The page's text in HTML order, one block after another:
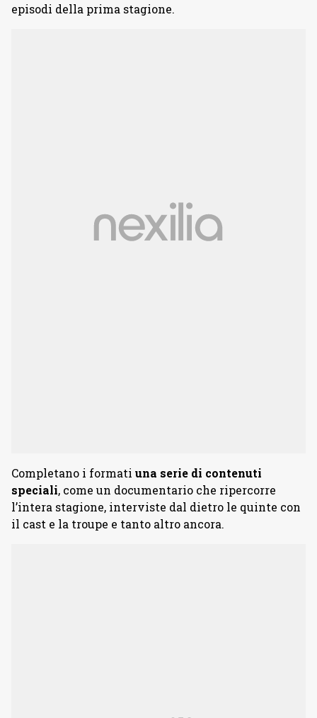
episodi della prima stagione.
Completano i formati una serie di contenuti
speciali, come un documentario che ripercorre
l’intera stagione, interviste dal dietro le quinte con
il cast e la troupe e tanto altro ancora.